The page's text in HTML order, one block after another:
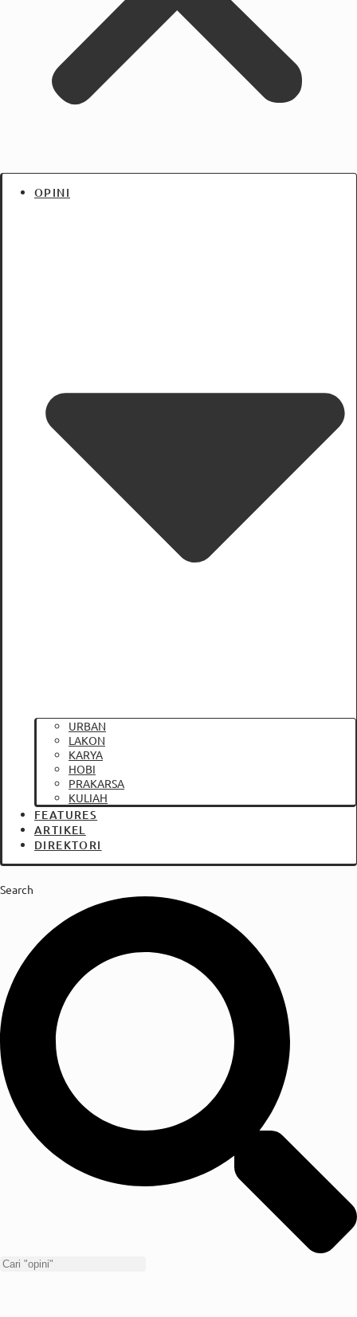
OPINI
URBAN
LAKON
KARYA
HOBI
PRAKARSA
KULIAH
FEATURES
ARTIKEL
DIREKTORI
Search